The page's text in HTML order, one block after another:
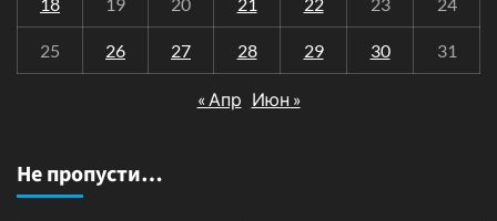
25 26 27 28 29 30 31
« Апр Июн »
Не пропусти…